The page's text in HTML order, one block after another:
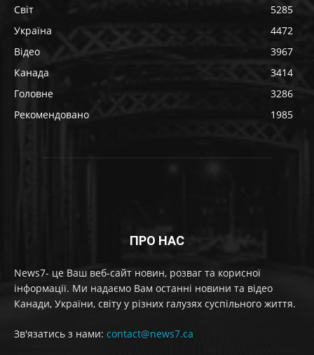
Світ
5285
Україна
4472
Відео
3967
Канада
3414
Головне
3286
Рекомендовано
1985
ПРО НАС
News7- це Ваш веб-сайт новин, розваг та корисної
інформації. Ми надаємо Вам останні новини та відео
Канади, України, світу у різних галузях суспільного життя.
Зв'язатись з нами: contact@news7.ca